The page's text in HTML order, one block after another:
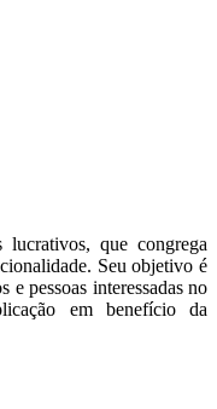
que congrega
Seu objetivo é
e pessoas interessadas no
em benefício da